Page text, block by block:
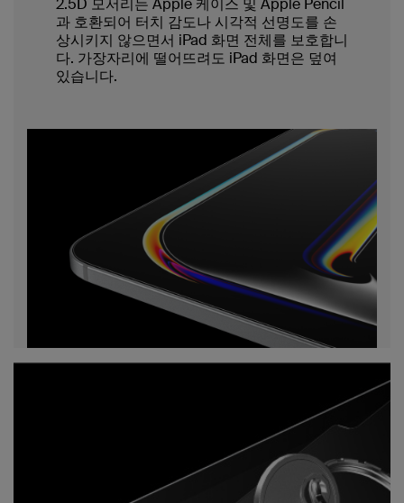
2.5D 모서리는 Apple 케이스 및 Apple Pencil
과 호환되어 터치 감도나 시각적 선명도를 손
상시키지 않으면서 iPad 화면 전체를 보호합니
다. 가장자리에 떨어뜨려도 iPad 화면은 덮여
있습니다.